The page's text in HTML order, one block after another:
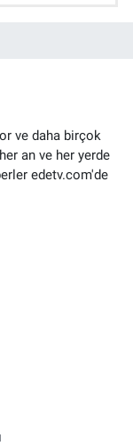
ve daha birçok
an ve her yerde
edetv.com'de